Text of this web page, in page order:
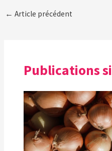
← Article précédent
Publications